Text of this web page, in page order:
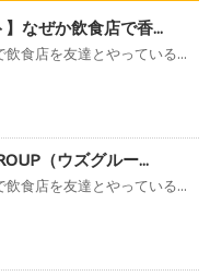
】なぜか飲食店で香...
食店を友達とやっている...
（ウズグルー...
食店を友達とやっている...